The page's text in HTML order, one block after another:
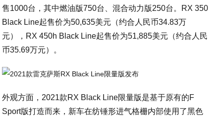
售1000台，其中燃油版750台、混合动力版250台。RX 350
Black Line起售价为50,635美元（约合人民币34.83万
元），RX 450h Black Line起售价为51,885美元（约合人民
币35.69万元）。
外观方面，2021款RX Black Line限量版是基于原有的F
Sport版打造而来，新车在纺锤形进气格栅内部使用了黑色